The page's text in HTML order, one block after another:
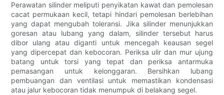
Perawatan silinder meliputi penyikatan kawat dan pemolesan
cacat permukaan kecil, tetapi hindari pemolesan berlebihan
yang dapat mengubah toleransi. Jika silinder menunjukkan
goresan atau lubang yang dalam, silinder tersebut harus
dibor ulang atau diganti untuk mencegah keausan segel
yang dipercepat dan kebocoran. Periksa ulir dan mur ujung
batang untuk torsi yang tepat dan periksa antarmuka
pemasangan untuk kelonggaran. Bersihkan lubang
pembuangan dan ventilasi untuk memastikan kondensasi
atau jalur kebocoran tidak menumpuk di belakang segel.